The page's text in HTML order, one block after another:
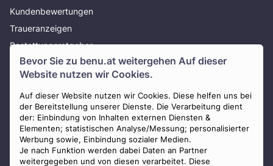
Bevor Sie zu benu.at weitergehen Auf dieser
Website nutzen wir Cookies.
Auf dieser Website nutzen wir Cookies. Diese helfen uns bei
der Bereitstellung unserer Dienste. Die Verarbeitung dient
der: Einbindung von Inhalten externen Diensten &
Elementen; statistischen Analyse/Messung; personalisierter
Werbung sowie, Einbindung sozialer Medien.
Je nach Funktion werden dabei Daten an Partner
weitergegeben und von diesen verarbeitet. Diese
Kundenbewertungen
Traueranzeigen
Bestattungsratgeber
Über uns
Presse
AGB
Impressum
Datenschutz
Widerrufsbelehrung